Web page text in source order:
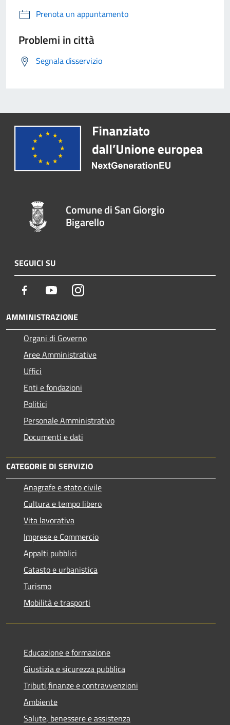
Prenota un appuntamento
Problemi in città
Segnala disservizio
Comune di San Giorgio
Bigarello
SEGUICI SU
Facebook YoutubeInstagram
AMMINISTRAZIONE
Organi di Governo
Aree Amministrative
Uffici
Enti e fondazioni
Politici
Personale Amministrativo
Documenti e dati
CATEGORIE DI SERVIZIO
Anagrafe e stato civile
Cultura e tempo libero
Vita lavorativa
Imprese e Commercio
Appalti pubblici
Catasto e urbanistica
Turismo
Mobilità e trasporti
Educazione e formazione
Giustizia e sicurezza pubblica
Tributi,finanze e contravvenzioni
Ambiente
Salute, benessere e assistenza